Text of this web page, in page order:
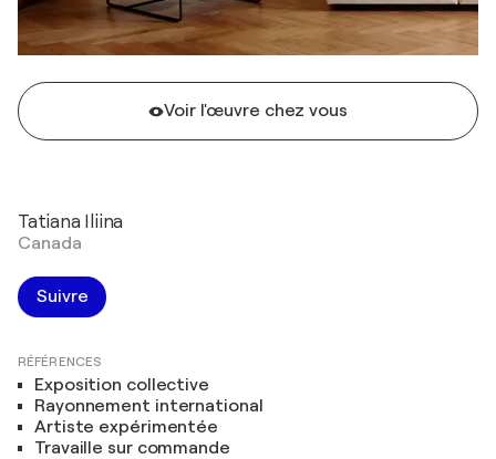
Voir l'œuvre chez vous
Tatiana Iliina
Canada
Suivre
RÉFÉRENCES
Exposition collective
Rayonnement international
Artiste expérimentée
Travaille sur commande